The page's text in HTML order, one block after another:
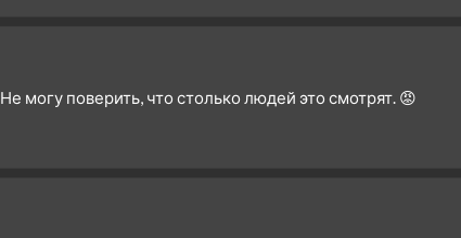
могу поверить, что столько людей это смотрят. 😡